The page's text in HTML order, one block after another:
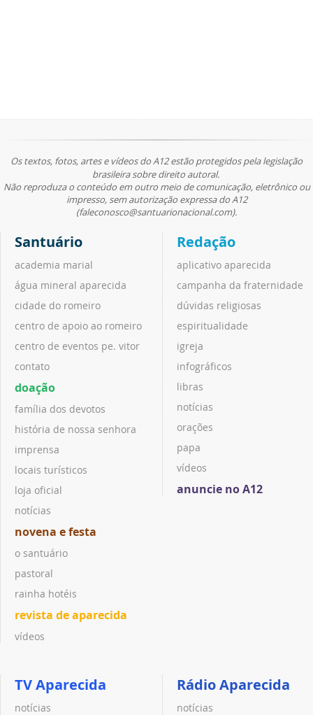
Os textos, fotos, artes e vídeos do A12 estão protegidos pela legislação
brasileira sobre direito autoral.
Não reproduza o conteúdo em outro meio de comunicação, eletrônico ou
impresso, sem autorização expressa do A12
(faleconosco@santuarionacional.com).
Santuário
academia marial
água mineral aparecida
cidade do romeiro
centro de apoio ao romeiro
centro de eventos pe. vitor
contato
doação
família dos devotos
história de nossa senhora
imprensa
locais turísticos
loja oficial
notícias
novena e festa
o santuário
pastoral
rainha hotéis
revista de aparecida
vídeos
Redação
aplicativo aparecida
campanha da fraternidade
dúvidas religiosas
espiritualidade
igreja
infográficos
libras
notícias
orações
papa
vídeos
anuncie no A12
TV Aparecida
notícias
Rádio Aparecida
notícias